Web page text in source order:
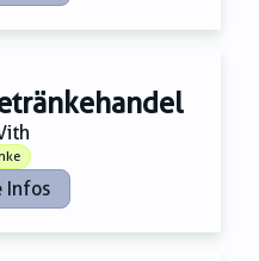
Infos